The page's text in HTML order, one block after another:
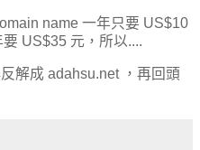
name 一年只要 US$10
要 US$35 元，所以....
解成 adahsu.net ，再回頭